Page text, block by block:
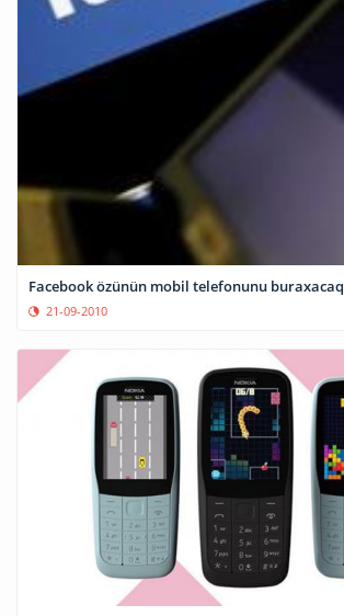
Facebook özünün mobil telefonunu buraxacaq
21-09-2010